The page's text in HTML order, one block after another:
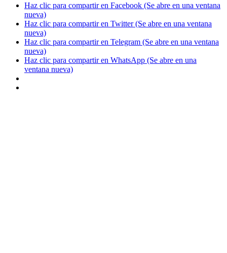
Haz clic para compartir en Facebook (Se abre en una ventana
nueva)
Haz clic para compartir en Twitter (Se abre en una ventana
nueva)
Haz clic para compartir en Telegram (Se abre en una ventana
nueva)
Haz clic para compartir en WhatsApp (Se abre en una
ventana nueva)